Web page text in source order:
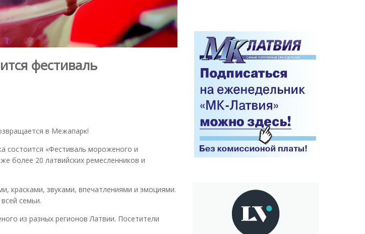
фестиваль
в Межапарк!
состоится «Фестиваль мороженого и
более 20 латвийских ремесленников и
красками, звуками, впечатлениями и эмоциями.
семьи.
из разных регионов Латвии. Посетители